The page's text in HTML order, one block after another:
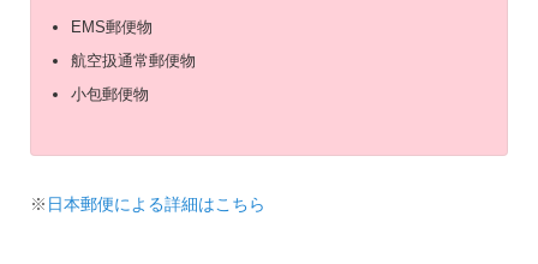
EMS郵便物
航空扱通常郵便物
小包郵便物
※ 日本郵便による詳細はこちら